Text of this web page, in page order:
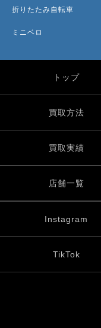
折りたたみ自転車
ミニベロ
トップ
買取方法
買取実績
店舗一覧
Instagram
TikTok